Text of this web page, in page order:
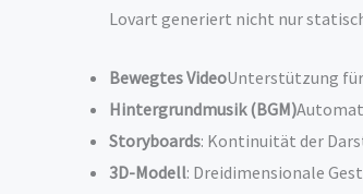
Lovart generiert nicht nur
Bewegtes VideoUnterstützung
Hintergrundmusik (BGM)
Storyboards: Kontinuität der
3D-Modell: Dreidimensionale